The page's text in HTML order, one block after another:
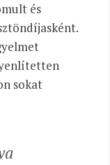
és
sokat